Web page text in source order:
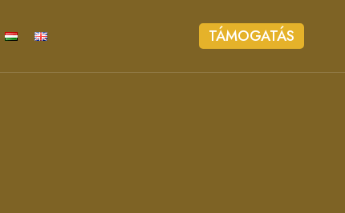
TÁMOGATÁS